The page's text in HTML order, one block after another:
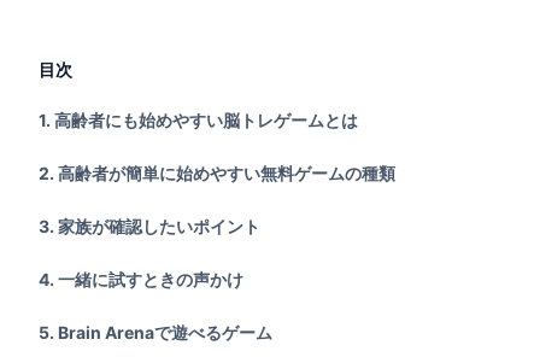
目次
1. 高齢者にも始めやすい脳トレゲームとは
2. 高齢者が簡単に始めやすい無料ゲームの種類
3. 家族が確認したいポイント
4. 一緒に試すときの声かけ
5. Brain Arenaで遊べるゲーム